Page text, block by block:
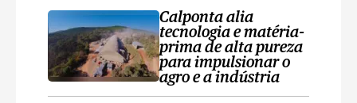
Calponta alia
tecnologia e matéria-
prima de alta pureza
para impulsionar o
agro e a indústria